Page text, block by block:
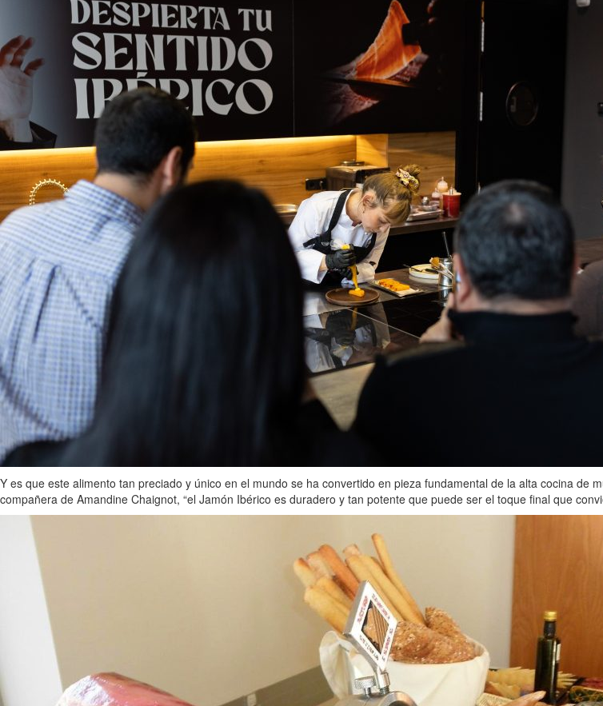
Y es que este alimento tan preciado y único en el mundo se ha convertido en pieza fundamental de la alta cocina de
compañera de Amandine Chaignot, “el Jamón Ibérico es duradero y tan potente que puede ser el toque final que